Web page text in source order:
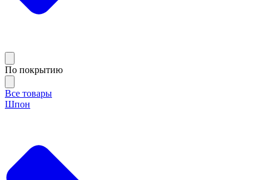
По покрытию
Все товары
Шпон